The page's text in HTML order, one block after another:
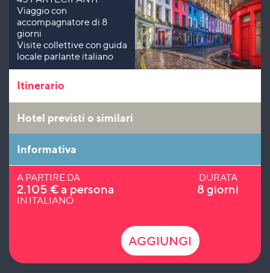
Viaggio con
accompagnatore di 8
giorni
Visite collettive con guida
locale parlante italiano
Itinerario
Hotel previsti o similari
Informativa
A PARTIRE DA
2.105 €a persona
IN ITALIANO
DURATA
8 giorni
AGGIUNGI